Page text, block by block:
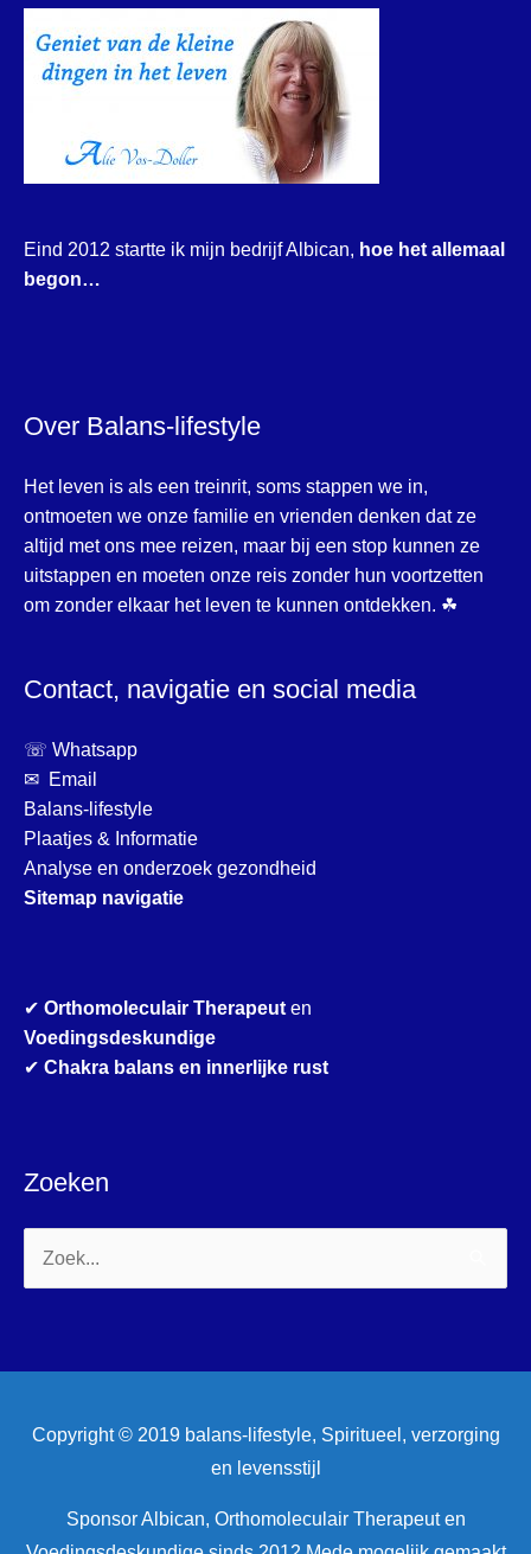
Eind 2012 startte ik mijn bedrijf Albican, hoe het allemaal
begon…
Over Balans-lifestyle
Het leven is als een treinrit, soms stappen we in,
ontmoeten we onze familie en vrienden denken dat ze
altijd met ons mee reizen, maar bij een stop kunnen ze
uitstappen en moeten onze reis zonder hun voortzetten
om zonder elkaar het leven te kunnen ontdekken. ☘
Contact, navigatie en social media
☏ Whatsapp
✉ Email
Balans-lifestyle
Plaatjes & Informatie
Analyse en onderzoek gezondheid
Sitemap navigatie
✔ Orthomoleculair Therapeuten
Voedingsdeskundige
✔ Chakra balans en innerlijke rust
Zoeken
Zoek
naar:
Copyright © 2019 balans-lifestyle, Spiritueel, verzorging
en levensstijl
Sponsor Albican, Orthomoleculair Therapeut en